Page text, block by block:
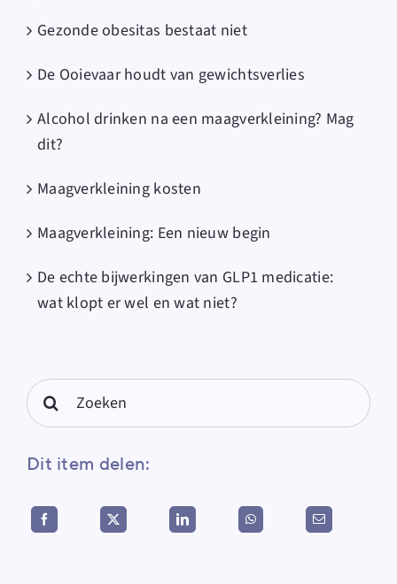
Gezonde obesitas bestaat niet
De Ooievaar houdt van gewichtsverlies
Alcohol drinken na een maagverkleining? Mag
dit?
Maagverkleining kosten
Maagverkleining: Een nieuw begin
De echte bijwerkingen van GLP1 medicatie:
wat klopt er wel en wat niet?
Search
for:
Dit item delen: